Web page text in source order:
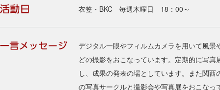
衣笠・BKC 毎週木曜日 18：00～
デジタル一眼やフィルムカメラを用いて風景
どの撮影をおこなっています。定期的に写真
し、成果の発表の場としています。また関西
の写真サークルと撮影会や写真展をおこなっ